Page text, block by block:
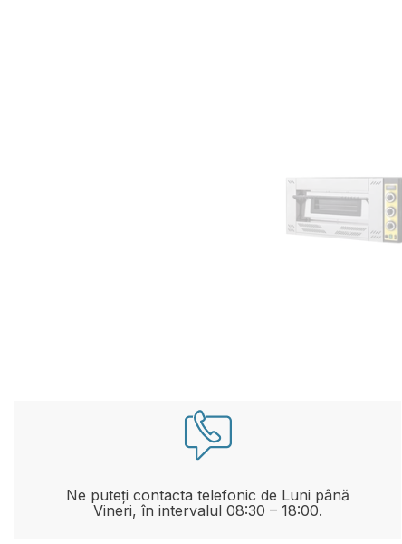
Ne puteți contacta telefonic de Luni până
Vineri, în intervalul 08:30 – 18:00.